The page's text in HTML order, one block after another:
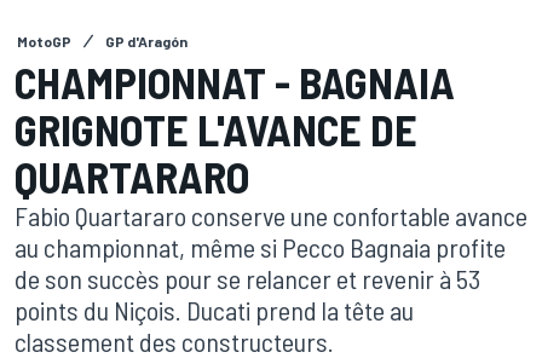
MotoGP GP d'Aragón
CHAMPIONNAT - BAGNAIA
GRIGNOTE L'AVANCE DE
QUARTARARO
Fabio Quartararo conserve une confortable avance
au championnat, même si Pecco Bagnaia profite
de son succès pour se relancer et revenir à 53
points du Niçois. Ducati prend la tête au
classement des constructeurs.